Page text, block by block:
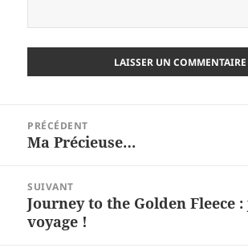
l’article
PRÉCÉDENT
Article
Ma Précieuse…
SUIVANT
Article
suivant :
Journey to the Golden Fleece
voyage !